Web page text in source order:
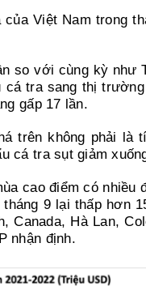
Việt Nam trong
so với cùng kỳ như
tra sang thị
gấp 17 lần.
trên không phải là
cá tra sụt giảm
cao điểm có nhiều
9 lại thấp hơn
Canada, Hà Lan,
nhận định.